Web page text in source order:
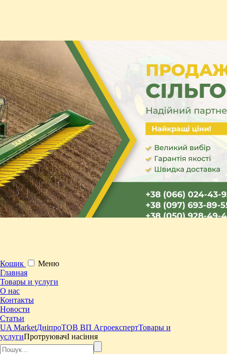
Кошик
Меню
Главная
Товары и услуги
О нас
Контакты
Новости
Статьи
UA MarketДніпроТОВ ВП АгроекспертТовары и
услугиПротруювачІ насіння